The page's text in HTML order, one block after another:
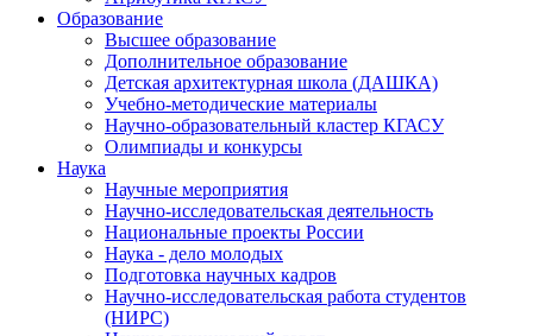
Образование
Высшее образование
Дополнительное образование
Детская архитектурная школа (ДАШКА)
Учебно-методические материалы
Научно-образовательный кластер КГАСУ
Олимпиады и конкурсы
Наука
Научные мероприятия
Научно-исследовательская деятельность
Национальные проекты России
Наука - дело молодых
Подготовка научных кадров
Научно-исследовательская работа студентов
(НИРС)